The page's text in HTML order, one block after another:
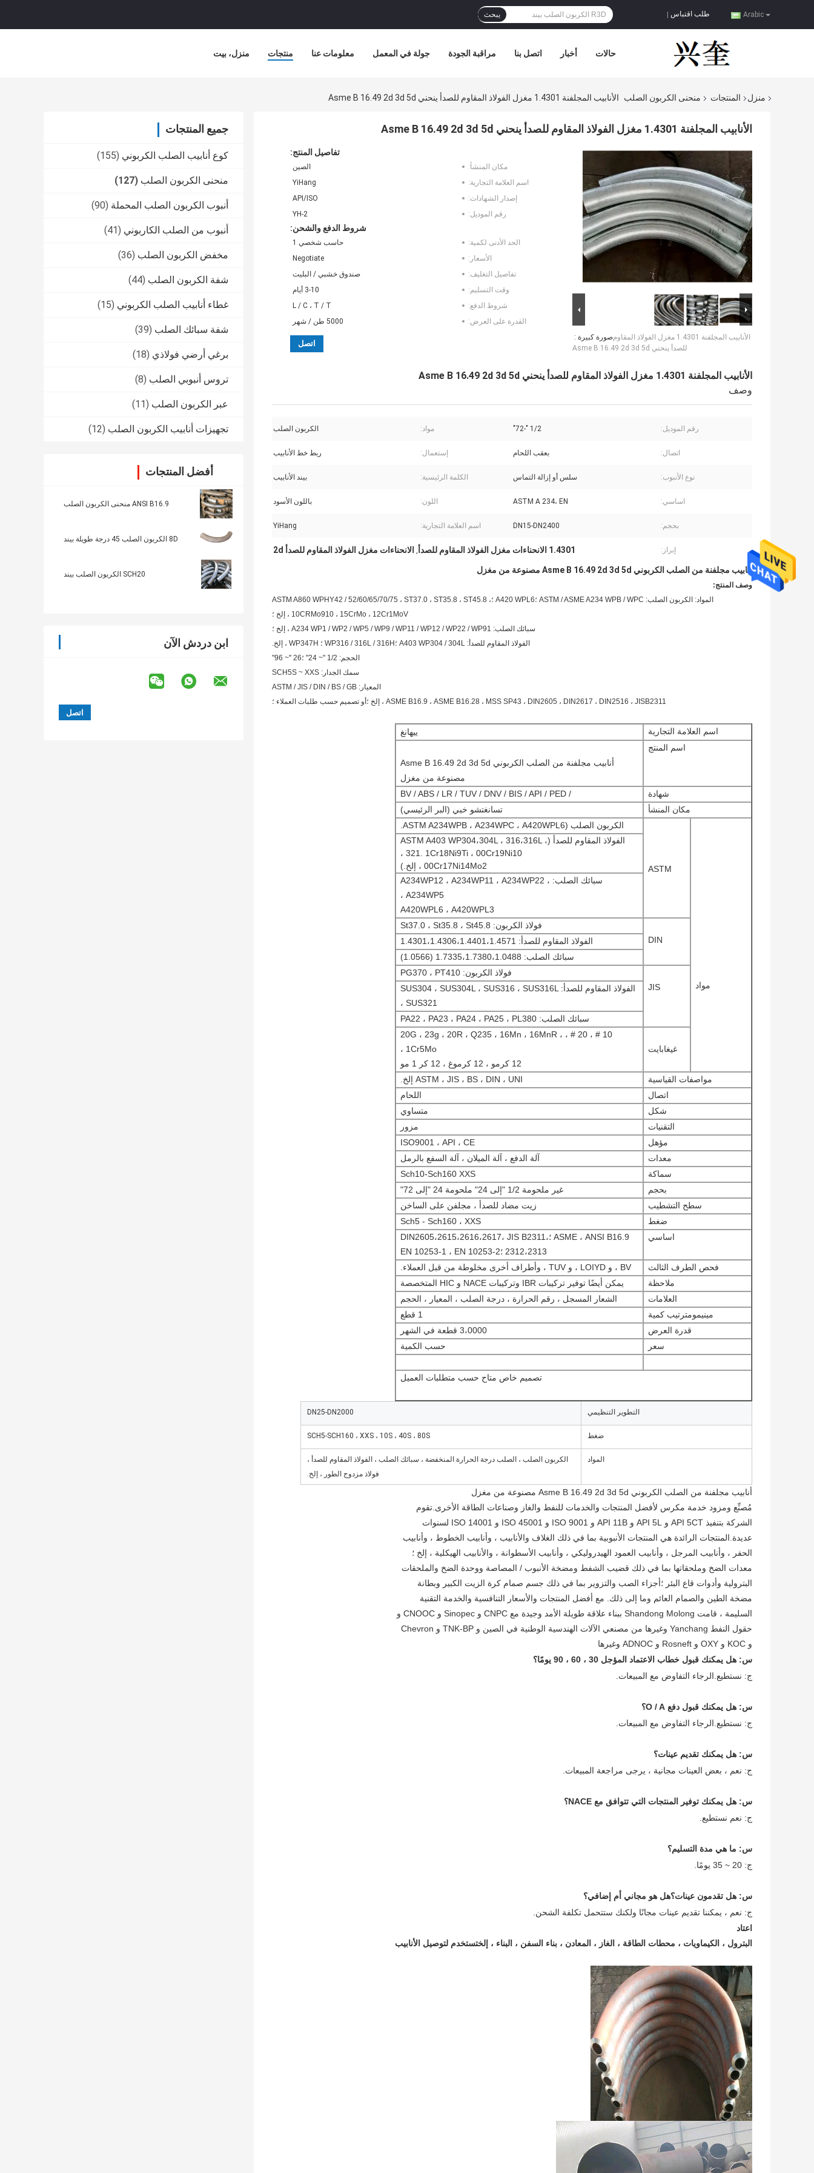
Arabic طلب اقتباس يبحث
منزل، بيت منتجات معلومات عنا جولة في المعمل مراقبة الجودة اتصل بنا أخبار حالات
منزل المنتجات منحنى الكربون الصلب الأنابيب المجلفنة 1.4301 مغزل الفولاذ المقاوم للصدأ ينحني Asme B 16.49 2d 3d 5d
جميع المنتجات
كوع أنابيب الصلب الكربوني (155)
منحنى الكربون الصلب (127)
أنبوب الكربون الصلب المحملة (90)
أنبوب من الصلب الكاربوني (41)
مخفض الكربون الصلب (36)
شفة الكربون الصلب (44)
غطاء أنابيب الصلب الكربوني (15)
شفة سبائك الصلب (39)
برغي أرضي فولاذي (18)
تروس أنبوبي الصلب (8)
عبر الكربون الصلب (11)
تجهيزات أنابيب الكربون الصلب (12)
أفضل المنتجات
ANSI B16.9 منحنى الكربون الصلب
8D الكربون الصلب 45 درجة طويلة بيند
SCH20 الكربون الصلب بيند
ابن دردش الآن
الأنابيب المجلفنة 1.4301 مغزل الفولاذ المقاوم للصدأ ينحني Asme B 16.49 2d 3d 5d
صورة كبيرة :الأنابيب المجلفنة 1.4301 مغزل الفولاذ المقاوم
للصدأ ينحني Asme B 16.49 2d 3d 5d
تفاصيل المنتج:
مكان المنشأ:
الصين
اسم العلامة التجارية:
YiHang
إصدار الشهادات:
API/ISO
رقم الموديل:
YH-2
شروط الدفع والشحن:
الحد الأدنى لكمية:
حاسب شخصي 1
الأسعار:
Negotiate
تفاصيل التغليف:
صندوق خشبي / البليت
وقت التسليم:
3-10 أيام
شروط الدفع:
L / C ، T / T
القدرة على العرض:
5000 طن / شهر
اتصل
الأنابيب المجلفنة 1.4301 مغزل الفولاذ المقاوم للصدأ ينحني Asme B 16.49 2d 3d 5d
وصف
رقم الموديل: 1/2 "-72" مواد: الكربون الصلب
اتصال: بعقب اللحام إستعمال: ربط خط الأنابيب
نوع الأنبوب: سلس أو إزالة التماس الكلمة الرئيسية: بيند الأنابيب
اساسي: ASTM A 234، EN اللون: باللون الأسود
بحجم: DN15-DN2400 اسم العلامة التجارية: YiHang
إبراز: 1.4301 الانحناءات مغزل الفولاذ المقاوم للصدأ , الانحناءات مغزل الفولاذ المقاوم للصدأ 2d
أنابيب مجلفنة من الصلب الكربوني Asme B 16.49 2d 3d 5d مصنوعة من مغزل
وصف المنتج:
المواد: الكربون الصلب: ASTM / ASME A234 WPB / WPC ؛A420 WPL6 ؛ASTM A860 WPHY42 / 52/60/65/70/75 ، ST37.0 ، ST35.8 ، ST45.8 ،
10CRMo910 ، 15CrMo ، 12Cr1MoV ، إلخ ؛
سبائك الصلب: A234 WP1 / WP2 / WP5 / WP9 / WP11 / WP12 / WP22 / WP91 ، إلخ ؛
الفولاذ المقاوم للصدأ: A403 WP304 / 304L ؛WP316 / 316L / 316H ؛ WP347H ، إلخ.
الحجم: 1/2 "~ 24" ؛26 "~ 96"
سمك الجدار: SCH5S ~ XXS
المعيار: ASTM / JIS / DIN / BS / GB
ASME B16.9 ، ASME B16.28 ، MSS SP43 ، DIN2605 ، DIN2617 ، DIN2516 ، JISB2311 ، إلخ ؛أو تصميم حسب طلبات العملاء ؛
اسم العلامة التجارية
ييهانغ
اسم المنتج
أنابيب مجلفنة من الصلب الكربوني Asme B 16.49 2d 3d 5d
مصنوعة من مغزل
شهادة
/ BV / ABS / LR / TUV / DNV / BIS / API / PED
مكان المنشأ
تسانغتشو خبي (البر الرئيسي)
مواد
ASTM
الكربون الصلب (ASTM A234WPB ، A234WPC ، A420WPL6.
الفولاذ المقاوم للصدأ (ASTM A403 WP304،304L ، 316،316L ،
321. 1Cr18Ni9Ti ، 00Cr19Ni10 ،
00Cr17Ni14Mo2 ، إلخ.)
سبائك الصلب: A234WP12 ، A234WP11 ، A234WP22 ،
A234WP5 ،
A420WPL6 ، A420WPL3
DIN
فولاذ الكربون: St37.0 ، St35.8 ، St45.8
الفولاذ المقاوم للصدأ: 1.4301،1.4306،1.4401،1.4571
سبائك الصلب: 1.7335،1.7380،1.0488 (1.0566)
JIS
فولاذ الكربون: PG370 ، PT410
الفولاذ المقاوم للصدأ: SUS304 ، SUS304L ، SUS316 ، SUS316L
، SUS321
سبائك الصلب: PA22 ، PA23 ، PA24 ، PA25 ، PL380
غيغابايت
10 # ، 20 # ، 20G ، 23g ، 20R ، Q235 ، 16Mn ، 16MnR ،
1Cr5Mo ،
12 كرمو ، 12 كرموغ ، 12 كر 1 مو
مواصفات القياسية
ASTM ، JIS ، BS ، DIN ، UNI إلخ.
اتصال
اللحام
شكل
متساوي
التقنيات
مزور
مؤهل
ISO9001 ، API ، CE
معدات
آلة الدفع ، آلة الميلان ، آلة السفع بالرمل
سماكة
Sch10-Sch160 XXS
بحجم
غير ملحومة 1/2 "إلى 24" ملحومة 24 "إلى 72"
سطح التشطيب
زيت مضاد للصدأ ، مجلفن على الساخن
ضغط
Sch5 - Sch160 ، XXS
اساسي
ASME ، ANSI B16.9 ؛DIN2605،2615،2616،2617، JIS B2311،
2312،2313 ؛EN 10253-1 ، EN 10253-2
فحص الطرف الثالث
BV ، و LOIYD ، و TUV ، وأطراف أخرى مخلوطة من قبل العملاء.
ملاحظة
يمكن أيضًا توفير تركيبات IBR وتركيبات NACE و HIC المتخصصة
العلامات
الشعار المسجل ، رقم الحرارة ، درجة الصلب ، المعيار ، الحجم
مينيمومترتيب كمية
1 قطع
قدرة العرض
3،0000 قطعة في الشهر
سعر
حسب الكمية
تصميم خاص متاح حسب متطلبات العميل
التطوير التنظيمي DN25-DN2000
ضغط SCH5-SCH160 ، XXS ، 10S ، 40S ، 80S
المواد
الكربون الصلب ، الصلب درجة الحرارة المنخفضة ، سبائك الصلب ، الفولاذ المقاوم للصدأ ،
فولاذ مزدوج الطور ، إلخ.
أنابيب مجلفنة من الصلب الكربوني Asme B 16.49 2d 3d 5d مصنوعة من مغزل
الحفر ، وأنابيب المرجل ، وأنابيب العمود الهيدروليكي ، وأنابيب الأسطوانة ، والأنابيب الهيكلية ، إلخ ؛
و KOC و OXY و Rosneft و ADNOC وغيرها
س: هل يمكنك قبول خطاب الاعتماد المؤجل 30 ، 60 ، 90 يومًا؟
ج: نستطيع.الرجاء التفاوض مع المبيعات.
س: هل يمكنك قبول دفع O / A؟
ج: نستطيع.الرجاء التفاوض مع المبيعات.
س: هل يمكنك تقديم عينات؟
ج: نعم ، بعض العينات مجانية ، يرجى مراجعة المبيعات.
س: هل يمكنك توفير المنتجات التي تتوافق مع NACE؟
ج: نعم نستطيع.
س: ما هي مدة التسليم؟
ج: 20 ~ 35 يومًا.
س: هل تقدمون عينات؟هل هو مجاني أم إضافي؟
ج: نعم ، يمكننا تقديم عينات مجانًا ولكنك ستتحمل تكلفة الشحن.
اعتاد
البترول ، الكيماويات ، محطات الطاقة ، الغاز ، المعادن ، بناء السفن ، البناء ، إلختستخدم لتوصيل الأنابيب